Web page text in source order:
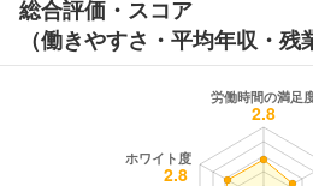
総合評価・スコア
（働きやすさ・平均年収・残